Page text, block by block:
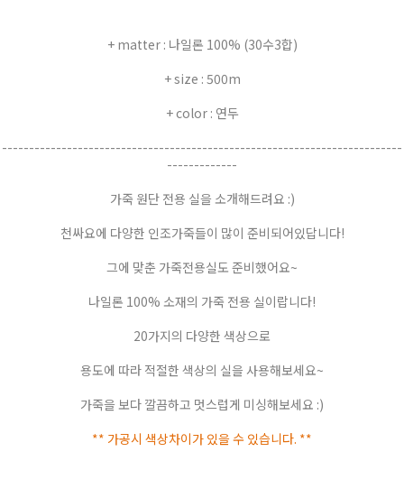
+ matter : 나일론 100% (30수3합)
+ size : 500m
+ color : 연두
--------------------------------------------------------------------------
-------------
가죽 원단 전용 실을 소개해드려요 :)
천싸요에 다양한 인조가죽들이 많이 준비되어있답니다!
그에 맞춘 가죽전용실도 준비했어요~
나일론 100% 소재의 가죽 전용 실이랍니다!
20가지의 다양한 색상으로
용도에 따라 적절한 색상의 실을 사용해보세요~
가죽을 보다 깔끔하고 멋스럽게 미싱해보세요 :)
** 가공시 색상차이가 있을 수 있습니다. **